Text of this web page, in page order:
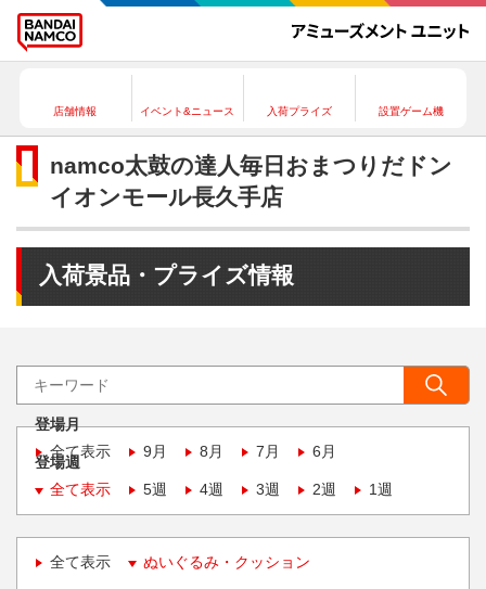
店舗情報 イベント&ニュース 入荷プライズ 設置ゲーム機
namco太鼓の達人毎日おまつりだドン
イオンモール長久手店
入荷景品・プライズ情報
登場月
全て表示
9月 8月 7月 6月
登場週
全て表示
5週 4週 3週 2週 1週
全て表示 ぬいぐるみ・クッション